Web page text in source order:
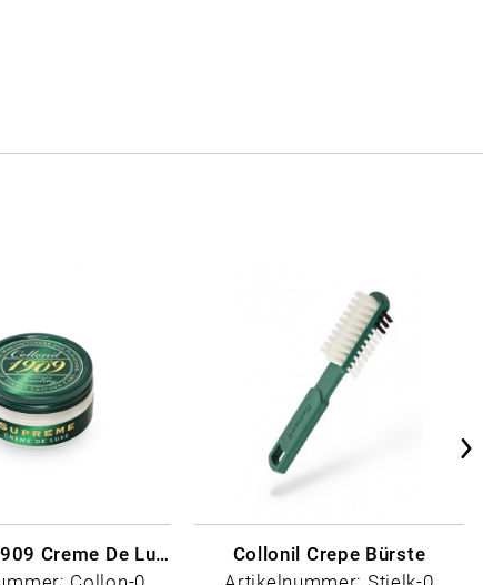
Collonil - 1909 Creme De Luxe Farblos
Collonil Crepe Bürste